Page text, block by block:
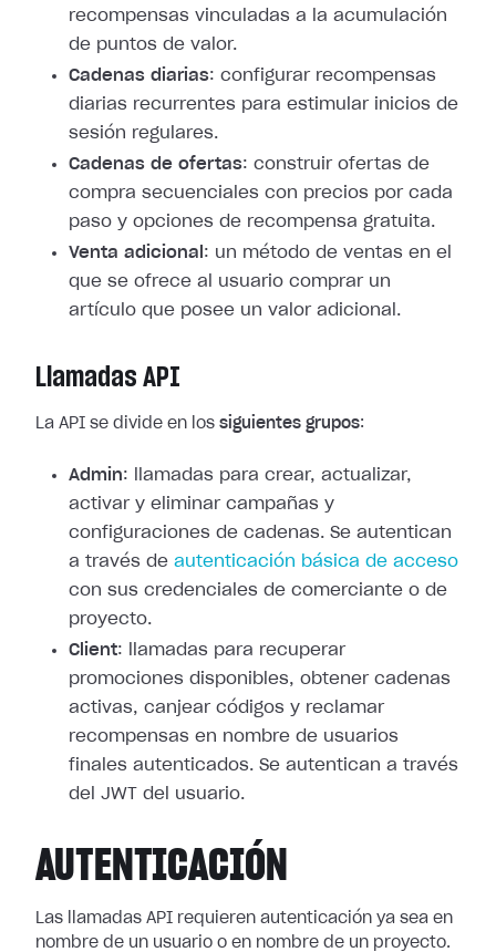
recompensas vinculadas a la acumulación
de puntos de valor.
Cadenas diarias: configurar recompensas
diarias recurrentes para estimular inicios de
sesión regulares.
Cadenas de ofertas: construir ofertas de
compra secuenciales con precios por cada
paso y opciones de recompensa gratuita.
Venta adicional : un método de ventas en el
que se ofrece al usuario comprar un
artículo que posee un valor adicional.
Llamadas API
La API se divide en los siguientes grupos:
Admin: llamadas para crear, actualizar,
activar y eliminar campañas y
configuraciones de cadenas. Se autentican
a través de autenticación básica de acceso
con sus credenciales de comerciante o de
proyecto.
Client: llamadas para recuperar
promociones disponibles, obtener cadenas
activas, canjear códigos y reclamar
recompensas en nombre de usuarios
finales autenticados. Se autentican a través
del JWT del usuario.
AUTENTICACIÓN
Las llamadas API requieren autenticación ya sea en
nombre de un usuario o en nombre de un proyecto.